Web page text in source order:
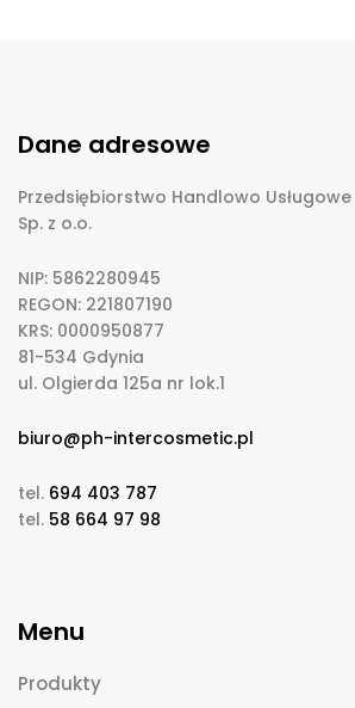
Dane adresowe
Przedsiębiorstwo Handlowo Usługowe
Sp. z o.o.
NIP: 5862280945
REGON: 221807190
KRS: 0000950877
81-534 Gdynia
ul. Olgierda 125a nr lok.1
biuro@ph-intercosmetic.pl
tel. 694 403 787
tel. 58 664 97 98
Menu
Produkty